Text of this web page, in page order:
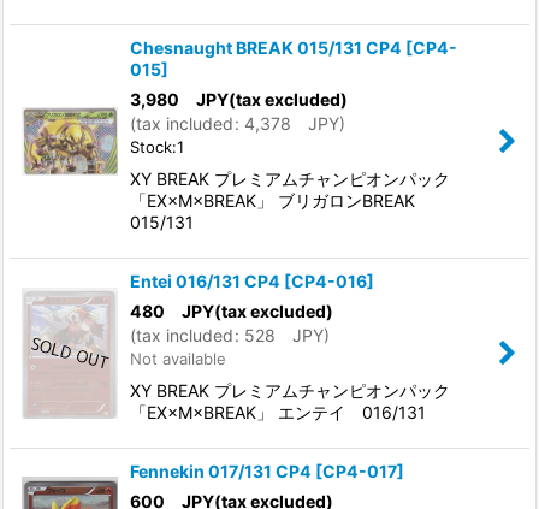
Chesnaught BREAK 015/131 CP4 [CP4-
015]
3,980 JPY(tax excluded)
(tax included: 4,378 JPY)
Stock:1
XY BREAK プレミアムチャンピオンパック
「EX×M×BREAK」 ブリガロンBREAK
015/131
Entei 016/131 CP4 [CP4-016]
480 JPY(tax excluded)
(tax included: 528 JPY)
Not available
XY BREAK プレミアムチャンピオンパック
「EX×M×BREAK」 エンテイ 016/131
Fennekin 017/131 CP4 [CP4-017]
600 JPY(tax excluded)